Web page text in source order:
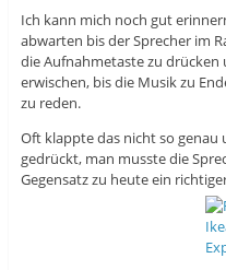
Ich kann mich noch gut
abwarten bis der Sprecher im
die Aufnahmetaste zu
erwischen, bis die Musik zu
zu reden.
Oft klappte das nicht so genau
gedrückt, man musste die
Gegensatz zu heute ein